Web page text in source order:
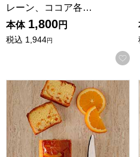
レーン、ココア各…
本体 1,800円
税込 1,944円
お
ホテルニューオータニ オレン